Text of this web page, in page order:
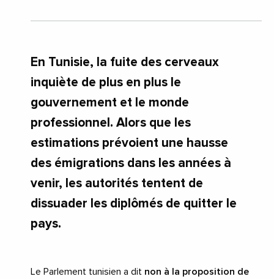
En Tunisie, la fuite des cerveaux
inquiète de plus en plus le
gouvernement et le monde
professionnel. Alors que les
estimations prévoient une hausse
des émigrations dans les années à
venir, les autorités tentent de
dissuader les diplômés de quitter le
pays.
Le Parlement tunisien a dit non à la proposition de